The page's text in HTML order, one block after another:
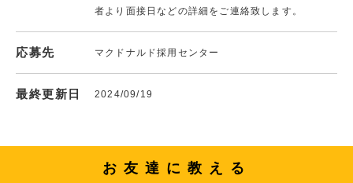
者より面接日などの詳細をご連絡致します。
応募先 マクドナルド採用センター
最終更新日 2024/09/19
お友達に教える